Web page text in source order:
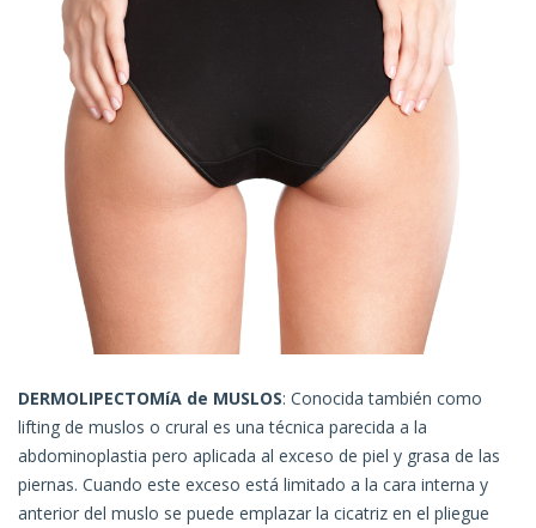
DERMOLIPECTOMíA de MUSLOS: Conocida también como
lifting de muslos o crural es una técnica parecida a la
abdominoplastia pero aplicada al exceso de piel y grasa de las
piernas. Cuando este exceso está limitado a la cara interna y
anterior del muslo se puede emplazar la cicatriz en el pliegue